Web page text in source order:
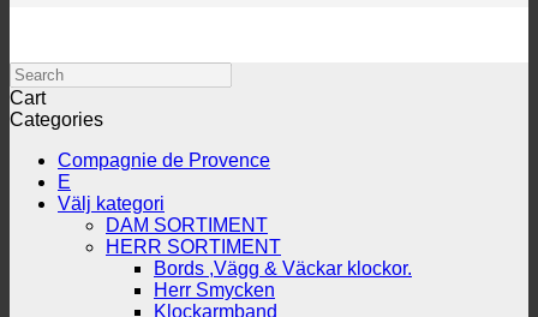
Search
Cart
Categories
Compagnie de Provence
E
Välj kategori
DAM SORTIMENT
HERR SORTIMENT
Bords ,Vägg & Väckar klockor.
Herr Smycken
Klockarmband